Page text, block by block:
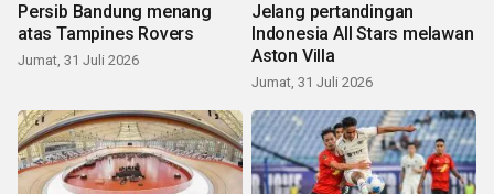
Persib Bandung menang
atas Tampines Rovers
Jumat, 31 Juli 2026
Jelang pertandingan
Indonesia All Stars melawan
Aston Villa
Jumat, 31 Juli 2026